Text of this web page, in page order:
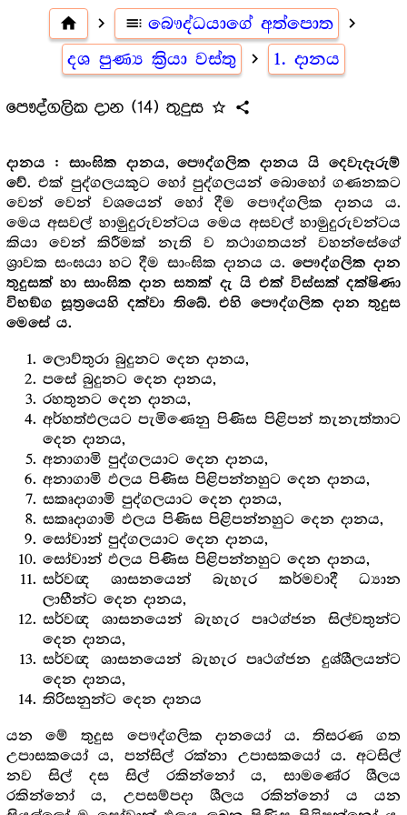
home navigate_next toc බෞද්ධයාගේ අත්පොත navigate_next
දශ පුණ්‍ය ක්‍රියා වස්තු navigate_next 1. දානය
පෞද්ගලික දාන (14) තුදුස star_outline share
දානය : සාංඝික දානය, පෞද්ගලික දානය යි දෙවැදෑරුම්
වේ. එක් පුද්ගලයකුට හෝ පුද්ගලයන් බොහෝ ගණනකට
වෙන් වෙන් වශයෙන් හෝ දීම පෞද්ගලික දානය ය.
මෙය අසවල් හාමුදුරුවන්ටය මෙය අසවල් හාමුදුරුවන්ටය
කියා වෙන් කිරීමක් නැති ව තථාගතයන් වහන්සේගේ
ශ්‍රාවක සංඝයා හට දීම සාංඝික දානය ය.පෞද්ගලික දාන
තුදුසක් හා සාංඝික දාන සතක් දැ යි එක් විස්සක් දක්ෂිණා
විභඞ්ග සූත්‍රයෙහි දක්වා තිබේ. එහි පෞද්ගලික දාන තුදුස
මෙසේ ය.
ලොව්තුරා බුදුනට දෙන දානය,
පසේ බුදුනට දෙන දානය,
රහතුනට දෙන දානය,
අර්හත්ඵලයට පැමිණෙනු පිණිස පිළිපන් තැනැත්තාට
දෙන දානය,
අනාගාමි පුද්ගලයාට දෙන දානය,
අනාගාමි ඵලය පිණිස පිළිපන්නහුට දෙන දානය,
සකෘදාගාමි පුද්ගලයාට දෙන දානය,
සකෘදාගාමි ඵලය පිණිස පිළිපන්නහුට දෙන දානය,
සෝවාන් පුද්ගලයාට දෙන දානය,
සෝවාන් ඵලය පිණිස පිළිපන්නහුට දෙන දානය,
සර්වඥ ශාසනයෙන් බැහැර කර්මවාදී ධ්‍යාන
ලාභීන්ට දෙන දානය,
සර්වඥ ශාසනයෙන් බැහැර පෘථග්ජන සිල්වතුන්ට
දෙන දානය,
සර්වඥ ශාසනයෙන් බැහැර පෘථග්ජන දුශ්ශීලයන්ට
දෙන දානය,
තිරිසනුන්ට දෙන දානය
යන මේ තුදුස පෞද්ගලික දානයෝ ය. තිසරණ ගත
උපාසකයෝ ය, පන්සිල් රක්නා උපාසකයෝ ය. අටසිල්
නව සිල් දස සිල් රකින්නෝ ය, සාමණේර ශීලය
රකින්නෝ ය, උපසම්පදා ශීලය රකින්නෝ ය යන